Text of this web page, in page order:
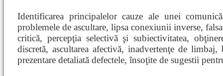
Identificarea principalelor cauze ale unei
problemele de ascultare, lipsa conexiunii inverse,
critică, percepţia selectivă şi subiectivitatea,
discretă, ascultarea afectivă, inadvertenţe de
prezentare detaliată defectele, însoţite de sugestii